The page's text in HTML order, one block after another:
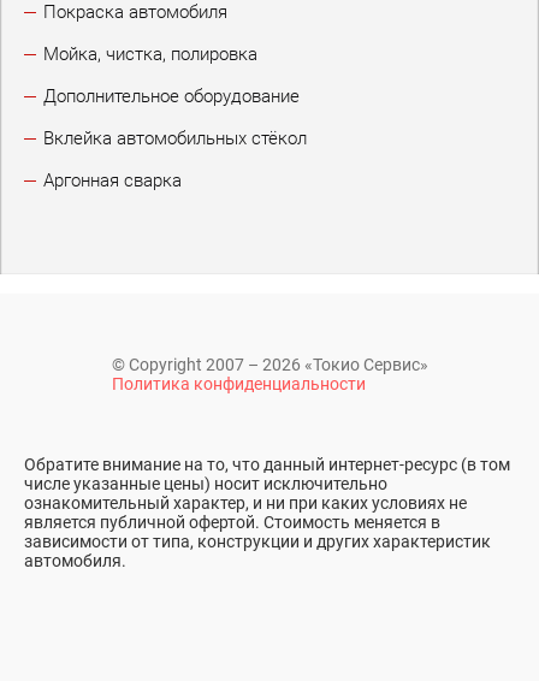
Покраска автомобиля
Мойка, чистка, полировка
Дополнительное оборудование
Вклейка автомобильных стёкол
Аргонная сварка
© Copyright 2007 – 2026 «Токио Сервис»
Политика конфиденциальности
Обратите внимание на то, что данный интернет-ресурс (в том
числе указанные цены) носит исключительно
ознакомительный характер, и ни при каких условиях не
является публичной офертой. Стоимость меняется в
зависимости от типа, конструкции и других характеристик
автомобиля.